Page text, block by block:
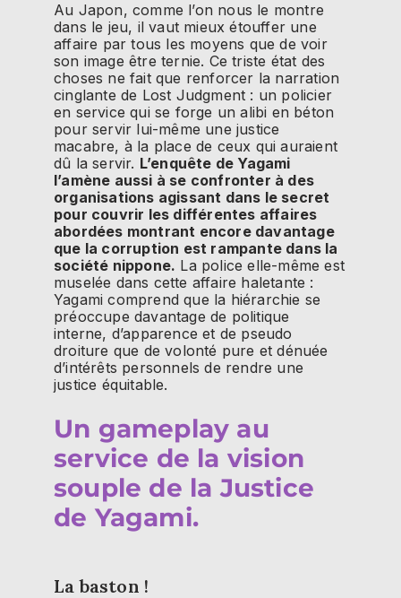
Au Japon, comme l’on nous le montre
dans le jeu, il vaut mieux étouffer une
affaire par tous les moyens que de voir
son image être ternie. Ce triste état des
choses ne fait que renforcer la narration
cinglante de Lost Judgment : un policier
en service qui se forge un alibi en béton
pour servir lui-même une justice
macabre, à la place de ceux qui auraient
dû la servir. L’enquête de Yagami
l’amène aussi à se confronter à des
organisations agissant dans le secret
pour couvrir les différentes affaires
abordées montrant encore davantage
que la corruption est rampante dans la
société nippone. La police elle-même est
muselée dans cette affaire haletante :
Yagami comprend que la hiérarchie se
préoccupe davantage de politique
interne, d’apparence et de pseudo
droiture que de volonté pure et dénuée
d’intérêts personnels de rendre une
justice équitable.
Un gameplay au
service de la vision
souple de la Justice
de Yagami.
La baston !